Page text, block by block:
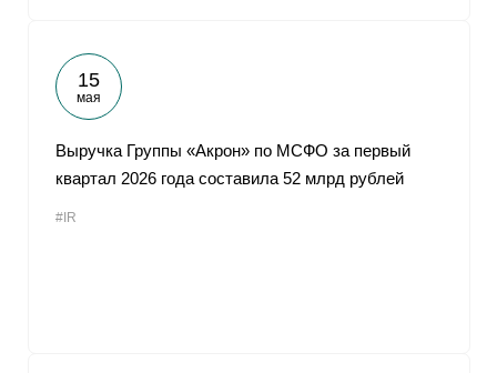
15
мая
Выручка Группы «Акрон» по МСФО за первый
квартал 2026 года составила 52 млрд рублей
#IR